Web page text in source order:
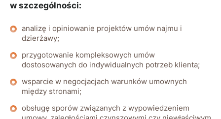
w szczególności:
analizę i opiniowanie projektów umów najmu i
dzierżawy;
przygotowanie kompleksowych umów
dostosowanych do indywidualnych potrzeb klienta;
wsparcie w negocjacjach warunków umownych
między stronami;
obsługę sporów związanych z wypowiedzeniem